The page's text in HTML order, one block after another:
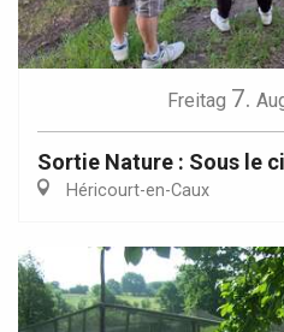
Freitag 7.
Sortie Nature : Sous le
Héricourt-en-Caux